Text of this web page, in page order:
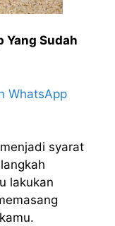
Yang Sudah
WhatsApp
syarat
lakukan